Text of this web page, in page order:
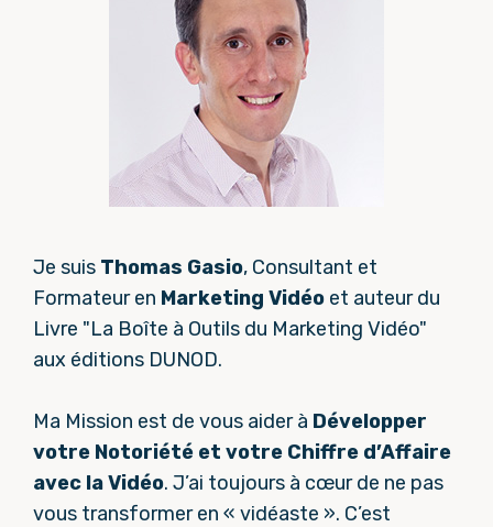
Je suis Thomas Gasio, Consultant et
Formateur en Marketing Vidéo et auteur du
Livre "La Boîte à Outils du Marketing Vidéo"
aux éditions DUNOD.
Ma Mission est de vous aider à Développer
votre Notoriété et votre Chiffre d’Affaire
avec la Vidéo. J’ai toujours à cœur de ne pas
vous transformer en « vidéaste ». C’est